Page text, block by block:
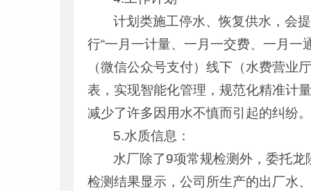
计划类施工停水、恢复供水，会
行“一月一计量、一月一交费、一月
（微信公众号支付）线下（水费营业
表，实现智能化管理，规范化精准计
减少了许多因用水不慎而引起的纠纷。
5.水质信息：
水厂除了9项常规检测外，委托
检测结果显示，公司所生产的出厂水